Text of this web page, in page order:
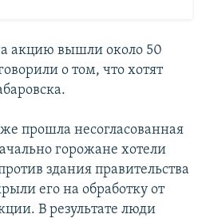
акцию вышли около 50
о том, что хотят
прошла несогласованная
горожане хотели
здания правительства
его на обработку от
В результате люди